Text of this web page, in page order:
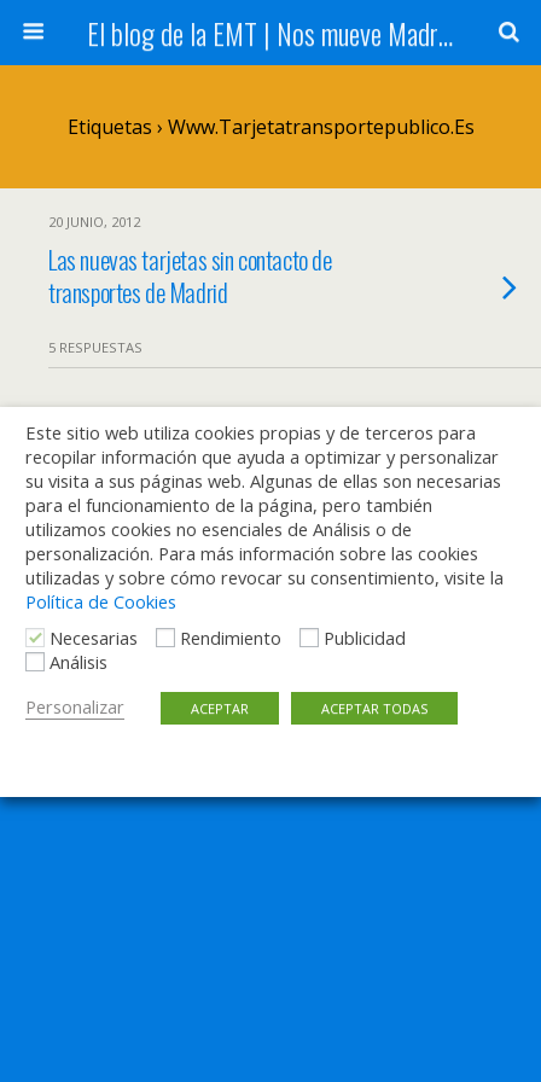
El blog de la EMT | Nos mueve Madrid
Etiquetas › Www.tarjetatransportepublico.es
20 JUNIO, 2012
Las nuevas tarjetas sin contacto de
transportes de Madrid
5 RESPUESTAS
Volver arriba
Móvil Escritorio
Este sitio web utiliza cookies propias y de terceros para
recopilar información que ayuda a optimizar y personalizar
su visita a sus páginas web. Algunas de ellas son necesarias
para el funcionamiento de la página, pero también
utilizamos cookies no esenciales de Análisis o de
personalización. Para más información sobre las cookies
utilizadas y sobre cómo revocar su consentimiento, visite la
Política de Cookies
Necesarias
Rendimiento
Publicidad
Análisis
Personalizar
ACEPTAR ACEPTAR TODAS